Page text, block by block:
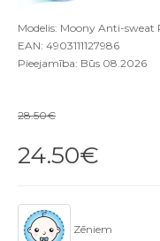
Modelis: Moony Anti-sweat
EAN: 4903111127986
Pieejamība: Būs 08.2026
28.50€
24.50€
Zēniem